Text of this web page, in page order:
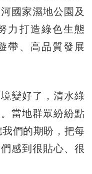
國家濕地公園及
力打造綠色生態
帶、高品質發展
變好了，清水綠
當地群眾紛紛點
們的期盼，把每
感到很貼心、很